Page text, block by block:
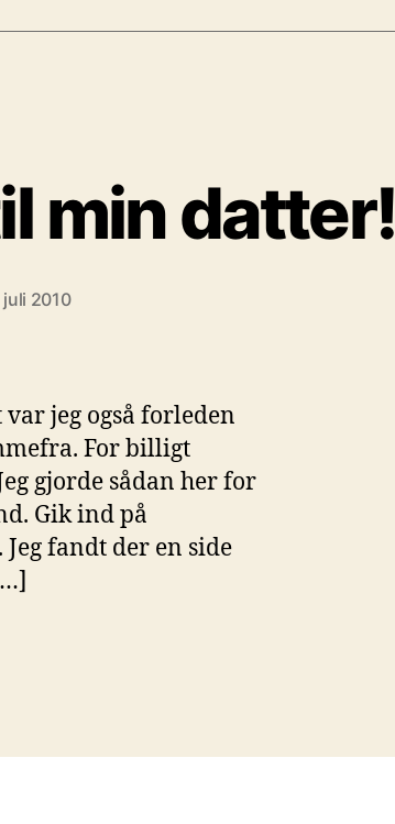
min datter!
juli 2010
jeg også forleden
For billigt
gjorde sådan her for
Gik ind på
fandt der en side